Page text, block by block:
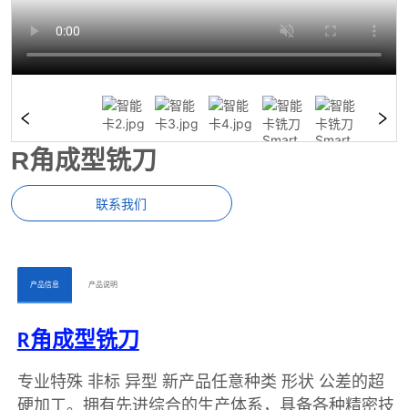
R角成型铣刀
联系我们
ㅤㅤ产品信息ㅤㅤ ㅤㅤ产品说明ㅤㅤ